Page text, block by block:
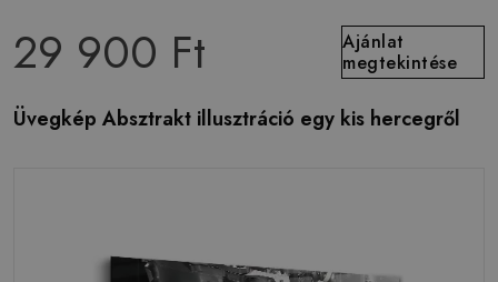
29 900 Ft
Ajánlat
megtekintése
Üvegkép Absztrakt illusztráció egy kis hercegről